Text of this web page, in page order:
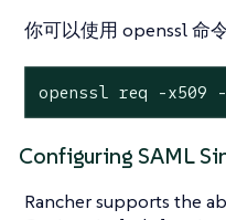
你可以使用 openssl 命
openssl req -x509
Configuring SAML
Rancher supports the